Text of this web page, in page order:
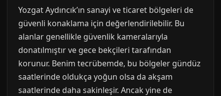
Yozgat Aydıncık’ın sanayi ve ticaret bölgeleri de
güvenli konaklama için değerlendirilebilir. Bu
alanlar genellikle güvenlik kameralarıyla
donatılmıştır ve gece bekçileri tarafından
korunur. Benim tecrübemde, bu bölgeler gündüz
saatlerinde oldukça yoğun olsa da akşam
saatlerinde daha sakinleşir. Ancak yine de